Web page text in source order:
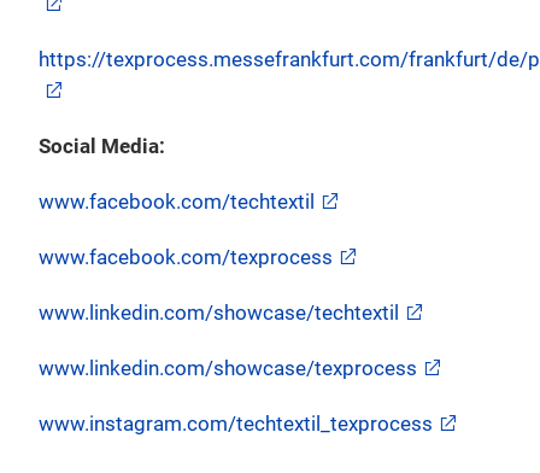
https://texprocess.messefrankfurt.com/frankfurt/de/
Social Media:
www.facebook.com/techtextil
www.facebook.com/texprocess
www.linkedin.com/showcase/techtextil
www.linkedin.com/showcase/texprocess
www.instagram.com/techtextil_texprocess